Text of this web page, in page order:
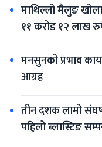
माथिल्लो मैलुङ
११ करोड १२ लाख
मनसुनको प्रभाव
आग्रह
तीन दशक लामो
पहिलो ब्लास्टिङ